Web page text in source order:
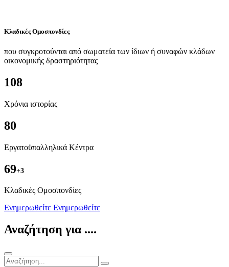
Κλαδικές Ομοσπονδίες
που συγκροτούνται από σωματεία των ίδιων ή συναφών κλάδων
οικονομικής δραστηριότητας
108
Χρόνια ιστορίας
80
Εργατοϋπαλληλικά Κέντρα
69+3
Kλαδικές Ομοσπονδίες
Ενημερωθείτε Ενημερωθείτε
Αναζήτηση για ....